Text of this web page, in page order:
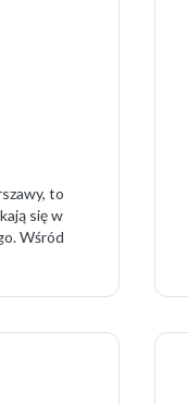
to
się w
Wśród